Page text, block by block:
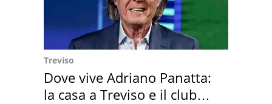
Treviso
Dove vive Adriano Panatta:
la casa a Treviso e il club